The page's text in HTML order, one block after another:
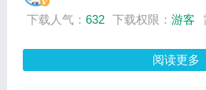
下载人气： 632 下载权限： 游客
阅读更多